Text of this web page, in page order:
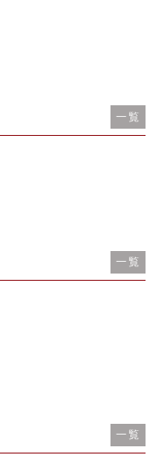
一覧
一覧
一覧